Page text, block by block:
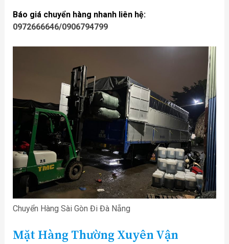
Báo giá chuyển hàng nhanh liên hệ:
0972666646/0906794799
Chuyển Hàng Sài Gòn Đi Đà Nẵng
Mặt Hàng Thường Xuyên Vận